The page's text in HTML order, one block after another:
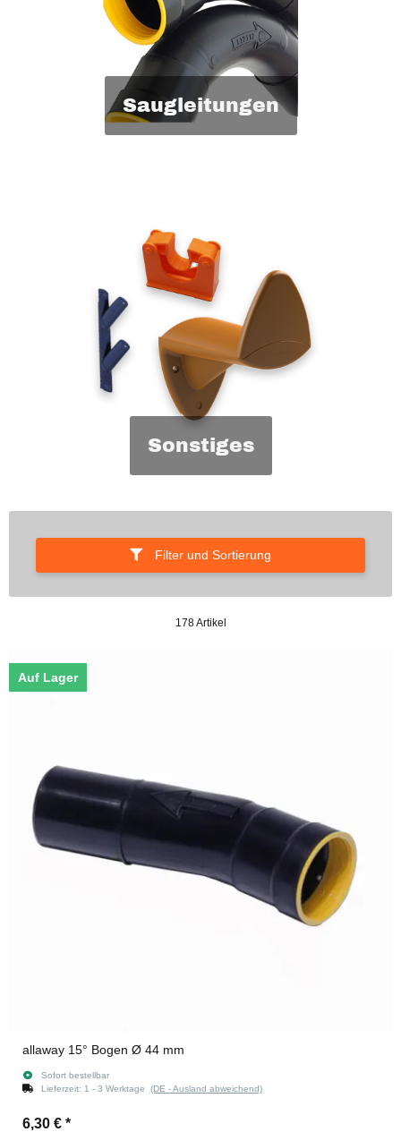
Saugleitungen
Sonstiges
Filter und Sortierung
178 Artikel
Auf Lager
allaway 15° Bogen Ø 44 mm
Sofort bestellbar
Lieferzeit: 1 - 3 Werktage (DE - Ausland abweichend)
6,30 € *